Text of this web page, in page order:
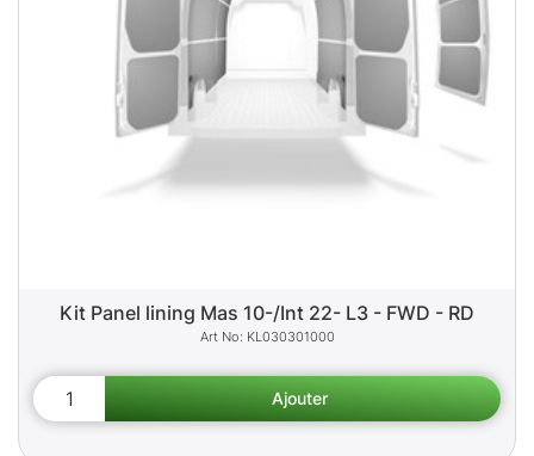
Kit Panel lining Mas 10-/Int 22- L3 - FWD - RD
KL030301000